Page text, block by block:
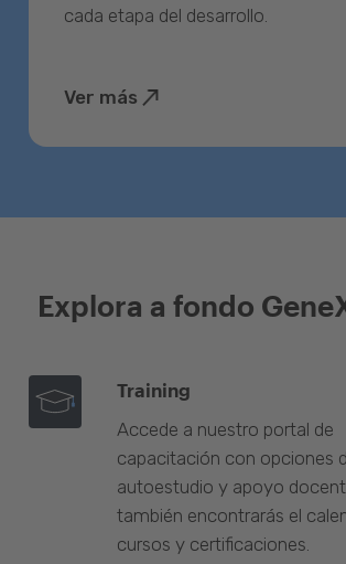
cada etapa del desarrollo.
Ver más
Explora a fondo
Training
Accede a nuestro portal de
capacitación con opciones
autoestudio y apoyo
también encontrarás el
cursos y certificaciones.